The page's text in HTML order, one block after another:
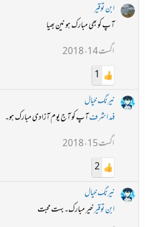
ابن توقیر
آپ کو بھی مبارک ہو نین بھیا
اگست 14، 2018
1
نیرنگ خیال
فہد اشرفآپ کو آج یوم آزادی مبارک ہو۔
اگست 15، 2018
2
نیرنگ خیال
ابن توقیرخیر مبارک۔ بہت محبت